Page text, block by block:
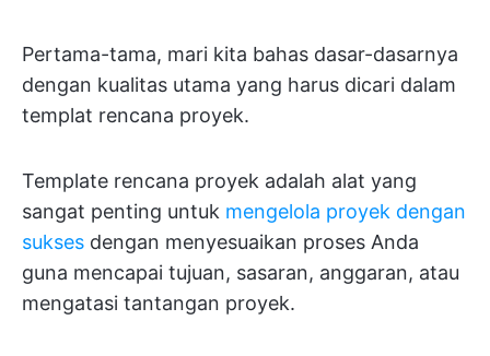
Pertama-tama, mari kita bahas dasar-dasarnya
dengan kualitas utama yang harus dicari dalam
templat rencana proyek.
Template rencana proyek adalah alat yang
sangat penting untuk mengelola proyek dengan
sukses dengan menyesuaikan proses Anda
guna mencapai tujuan, sasaran, anggaran, atau
mengatasi tantangan proyek.